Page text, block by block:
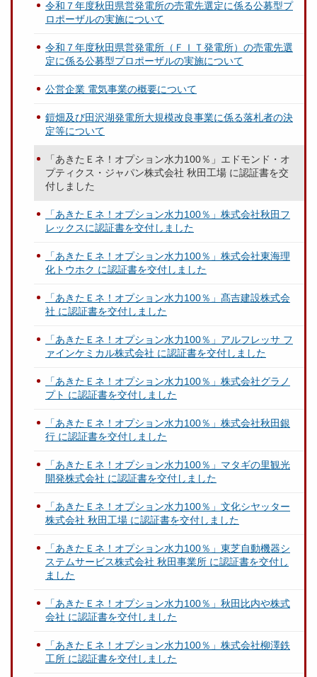
令和７年度秋田県営発電所の売電先選定に係る公募型プ
ロポーザルの実施について
令和７年度秋田県営発電所（ＦＩＴ発電所）の売電先選
定に係る公募型プロポーザルの実施について
公営企業 電気事業の概要について
鎧畑及び田沢湖発電所大規模改良事業に係る落札者の決
定等について
「あきたＥネ！オプション水力100％」エドモンド・オ
プティクス・ジャパン株式会社 秋田工場 に認証書を交
付しました
「あきたＥネ！オプション水力100％」株式会社秋田フ
レックスに認証書を交付しました
「あきたＥネ！オプション水力100％」株式会社東海理
化トウホク に認証書を交付しました
「あきたＥネ！オプション水力100％」髙吉建設株式会
社 に認証書を交付しました
「あきたＥネ！オプション水力100％」アルフレッサ フ
ァインケミカル株式会社 に認証書を交付しました
「あきたＥネ！オプション水力100％」株式会社グラノ
プト に認証書を交付しました
「あきたＥネ！オプション水力100％」株式会社秋田銀
行 に認証書を交付しました
「あきたＥネ！オプション水力100％」マタギの里観光
開発株式会社 に認証書を交付しました
「あきたＥネ！オプション水力100％」文化シヤッター
株式会社 秋田工場 に認証書を交付しました
「あきたＥネ！オプション水力100％」東芝自動機器シ
ステムサービス株式会社 秋田事業所 に認証書を交付し
ました
「あきたＥネ！オプション水力100％」秋田比内や株式
会社 に認証書を交付しました
「あきたＥネ！オプション水力100％」株式会社柳澤鉄
工所 に認証書を交付しました